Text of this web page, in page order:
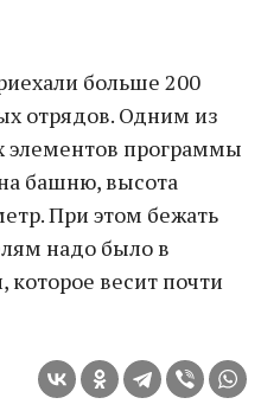
больше 200
отрядов. Одним из
программы
башню, высота
При этом бежать
надо было в
весит почти